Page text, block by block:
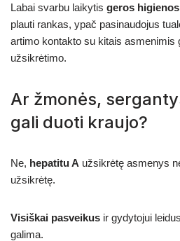
Labai svarbu laikytis geros
plauti rankas, ypač pasinaudojus
artimo kontakto su kitais asmenimis
užsikrėtimo.
Ar žmonės,
gali duoti kraujo?
Ne, hepatitu A užsikrėtę asmenys
užsikrėtę.
Visiškai pasveikus ir gydytojui
galima.